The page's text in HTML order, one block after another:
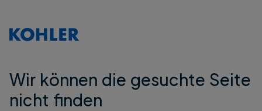
Wir können die gesuchte Seite
nicht finden